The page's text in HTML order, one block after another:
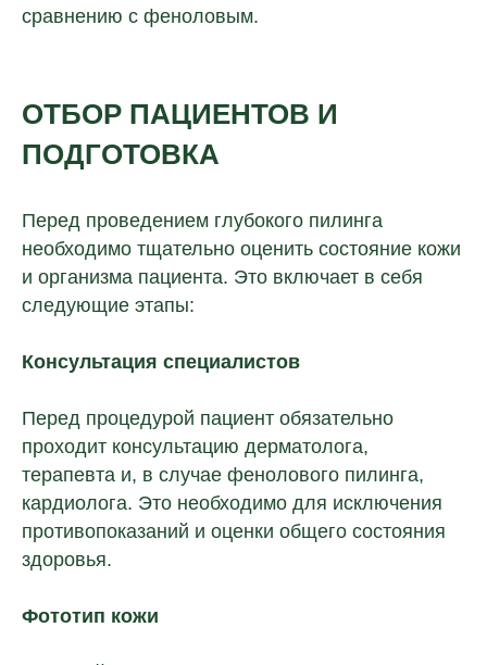
сравнению с феноловым.
ОТБОР ПАЦИЕНТОВ И
ПОДГОТОВКА
Перед проведением глубокого пилинга
необходимо тщательно оценить состояние кожи
и организма пациента. Это включает в себя
следующие этапы:
Консультация специалистов
Перед процедурой пациент обязательно
проходит консультацию дерматолога,
терапевта и, в случае фенолового пилинга,
кардиолога. Это необходимо для исключения
противопоказаний и оценки общего состояния
здоровья.
Фототип кожи